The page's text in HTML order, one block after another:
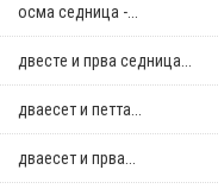
осма седница -...
двестe и прва седница...
дваесет и петта...
дваесет и прва...